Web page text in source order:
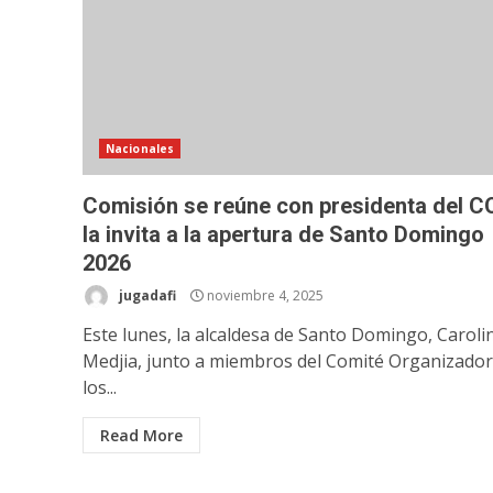
Nacionales
Comisión se reúne con presidenta del
la invita a la apertura de Santo Domingo
2026
jugadafi noviembre 4, 2025
Este lunes, la alcaldesa de Santo Domingo,
Medjia, junto a miembros del Comité
los...
Read More